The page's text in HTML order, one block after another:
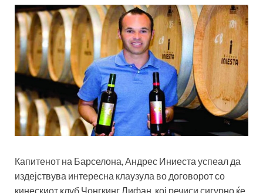
Капитенот на Барселона, Андрес Иниеста успеал да
издејствува интересна клаузула во договорот со
кинескиот клуб Чонгкинг Лифан, кој речиси сигурно ќе